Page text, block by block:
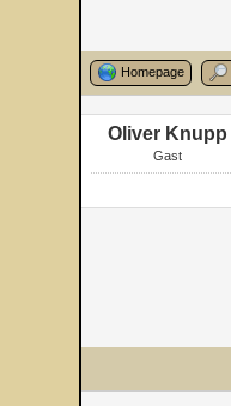
Homepage
Oliver Knupp
Gast